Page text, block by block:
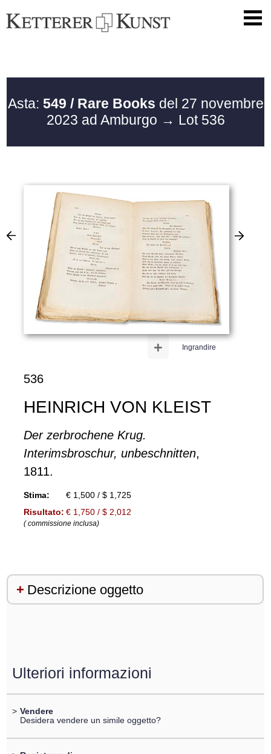
Asta: 549 / Rare Books del 27 novembre
2023 ad Amburgo → Lot 536
Ingrandire
+
536
HEINRICH VON KLEIST
Der zerbrochene Krug.
Interimsbroschur, unbeschnitten,
1811.
Stima:
€ 1,500 / $ 1,725
Risultato: € 1,750 / $ 2,012
( commissione inclusa)
Descrizione oggetto
Ulteriori informazioni
> Vendere
Desidera vendere un simile oggetto?